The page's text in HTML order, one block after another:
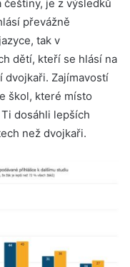
češtiny, je z výsledků
převážně
tak v
dětí, kteří se hlásí na
dvojkaři. Zajímavostí
škol, které místo
dosáhli lepších
než dvojkaři.